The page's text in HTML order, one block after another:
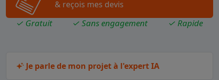
& reçois mes devis
✓ Gratuit ✓ Sans engagement ✓ Rapide
Je parle de mon projet à l'expert IA